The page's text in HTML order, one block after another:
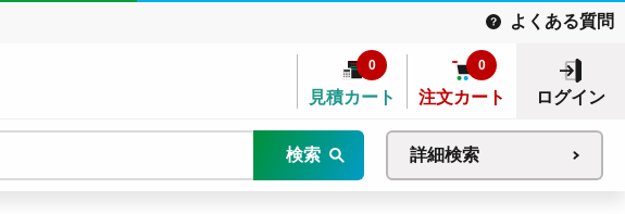
よくある質問
見積カート
0
注文カート
0
ログイン
検索 詳細検索